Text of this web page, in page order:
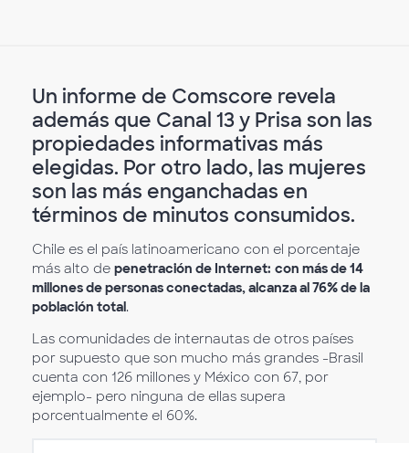
Un informe de Comscore revela
además que Canal 13 y Prisa son las
propiedades informativas más
elegidas. Por otro lado, las mujeres
son las más enganchadas en
términos de minutos consumidos.
Chile es el país latinoamericano con el porcentaje
más alto de penetración de Internet: con más de 14
millones de personas conectadas, alcanza al 76% de la
población total.
Las comunidades de internautas de otros países
por supuesto que son mucho más grandes -Brasil
cuenta con 126 millones y México con 67, por
ejemplo- pero ninguna de ellas supera
porcentualmente el 60%.